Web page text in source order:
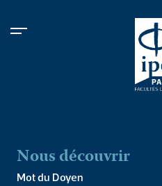
Nous découvrir
Mot du Doyen